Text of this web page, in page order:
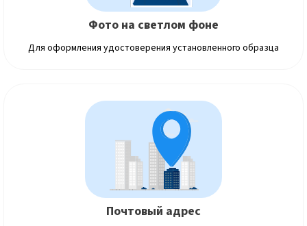
Фото на светлом фоне
Для оформления удостоверения установленного образца
Почтовый адрес